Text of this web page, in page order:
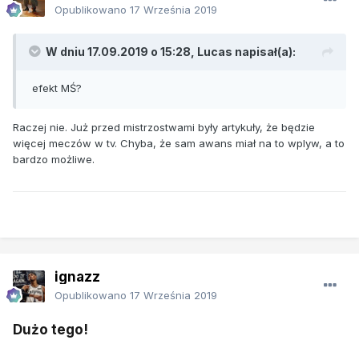
Opublikowano 17 Września 2019
W dniu 17.09.2019 o 15:28, Lucas napisał(a):
efekt MŚ?
Raczej nie. Już przed mistrzostwami były artykuły, że będzie
więcej meczów w tv. Chyba, że sam awans miał na to wplyw, a to
bardzo możliwe.
ignazz
Opublikowano 17 Września 2019
Dużo tego!